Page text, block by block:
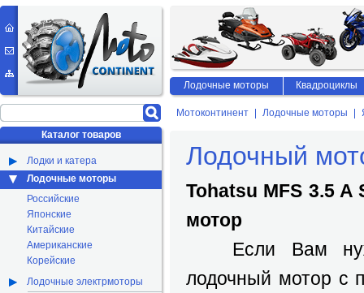
Мотоконтинент Лодочные моторы
Лодочный
Tohatsu MFS 3.5
мотор
Если Вам
лодочный мотор с
Каталог товаров
Лодки и катера
Лодочные моторы
Российские
Японские
Китайские
Американские
Корейские
Лодочные электрмоторы
Лодочные моторы Квадроциклы